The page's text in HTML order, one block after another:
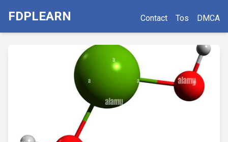
FDPLEARN Contact Tos DMCA